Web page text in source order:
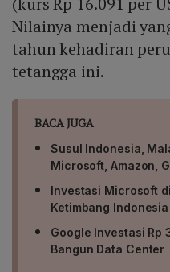
Nilainya menjadi
tahun kehadiran
tetangga ini.
BACA JUGA
Susul Indonesia,
Microsoft, Amazon,
Investasi Microsoft
Ketimbang Indonesia
Google Investasi Rp
Bangun Data Center